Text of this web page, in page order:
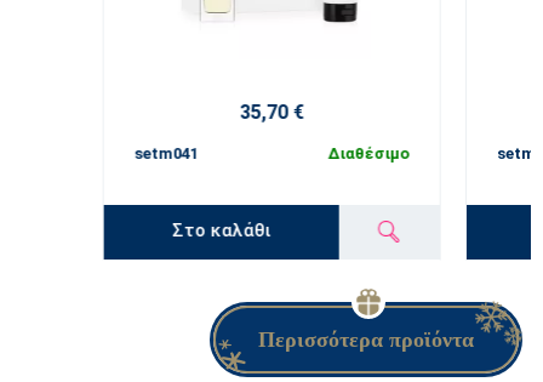
35,70 €
setm041 Διαθέσιμο
Στο καλάθι
Περισσότερα προϊόντα